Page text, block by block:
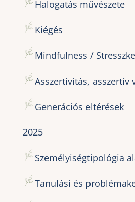
Halogatás művészete
Kiégés
Mindfulness /
Asszertivitás, asszertív
Generációs eltérések
2025
Személyiségtipológia
Tanulási és